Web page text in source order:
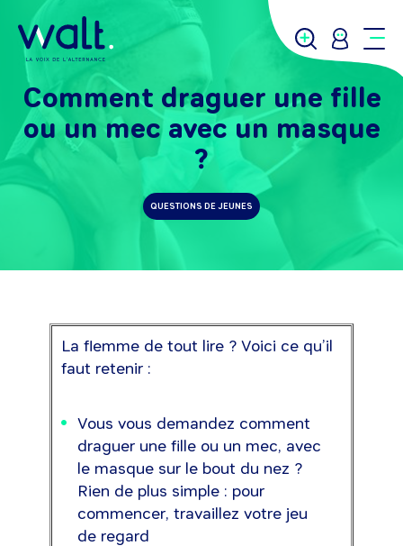
Comment draguer une fille
ou un mec avec un masque
?
QUESTIONS DE JEUNES
La flemme de tout lire ? Voici ce qu’il
faut retenir :
Vous vous demandez comment
draguer une fille ou un mec, avec
le masque sur le bout du nez ?
Rien de plus simple : pour
commencer, travaillez votre jeu
de regard